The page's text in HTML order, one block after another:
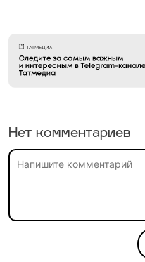
Нет комментариев